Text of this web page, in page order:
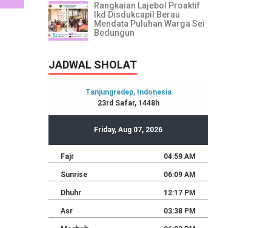
Rangkaian Lajebol Proaktif
Ikd Disdukcapil Berau
Mendata Puluhan Warga Sei
Bedungun
JADWAL SHOLAT